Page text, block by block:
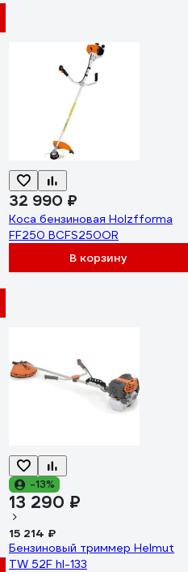
32 990 ₽
Коса бензиновая Holzfforma
FF250 BCFS250OR
В корзину
-13%
13 290 ₽
15 214 ₽
Бензиновый триммер Helmut
TW 52F hl-133